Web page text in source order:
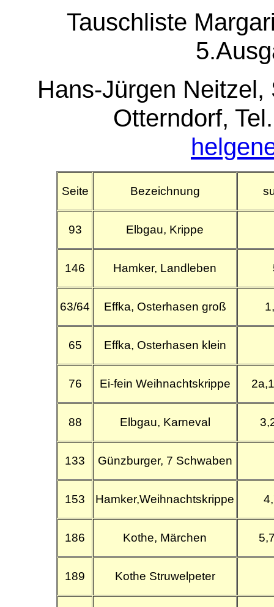
Tauschliste
Hans-Jürgen
Otterndorf,
Seite Bezeichnung
93 Elbgau, Krippe
146 Hamker, Landleben
63/64 Effka, Osterhasen groß
65 Effka, Osterhasen klein
76 Ei-fein Weihnachtskrippe
88 Elbgau, Karneval
133 Günzburger, 7 Schwaben
153 Hamker,Weihnachtskrippe
186 Kothe, Märchen
189 Kothe Struwelpeter